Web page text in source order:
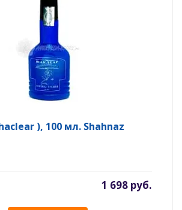
), 100 мл. Shahnaz
1 698 руб.